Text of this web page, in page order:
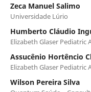
Zeca Manuel Salimo
Universidade Lúrio
Humberto Cláudio
Elizabeth Glaser Pediatric
Assucênio Hortêncio
Elizabeth Glaser Pediatric
Wilson Pereira Silva